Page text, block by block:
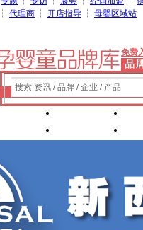
┆ 代理商 ┆ 开店指导 ┆ 母婴区域站
免费
品
搜索 资讯 / 品牌 / 企业 / 产品